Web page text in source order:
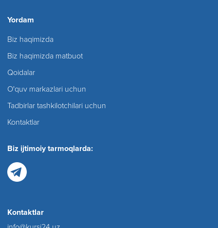
Yordam
Biz haqimizda
Biz haqimizda matbuot
Qoidalar
O'quv markazlari uchun
Tadbirlar tashkilotchilari uchun
Kontaktlar
Biz ijtimoiy tarmoqlarda:
Kontaktlar